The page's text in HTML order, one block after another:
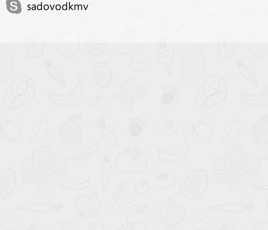
sadovodkmv